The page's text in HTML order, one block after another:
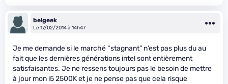
belgeek
Le 17/02/2014 à 14h47
Je me demande si le marché “stagnant” n’est pas plus du au
fait que les dernières générations intel sont entièrement
satisfaisantes. Je ne ressens toujours pas le besoin de mettre
à jour mon i5 2500K et je ne pense pas que cela risque